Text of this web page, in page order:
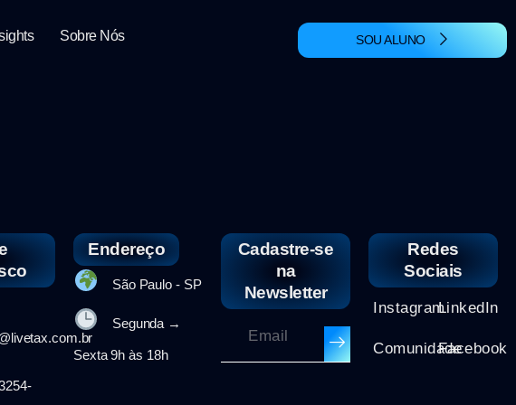
Sobre Nós SOU ALUNO
Endereço
São Paulo - SP
Segunda →
Sexta 9h às 18h
Cadastre-se
na
Newsletter
Redes
Sociais
InstagramLinkedIn
ComunidadeFacebook